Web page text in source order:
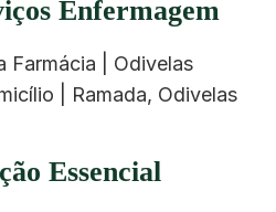
Enfermagem
Farmácia | Odivelas
| Ramada, Odivelas
Essencial